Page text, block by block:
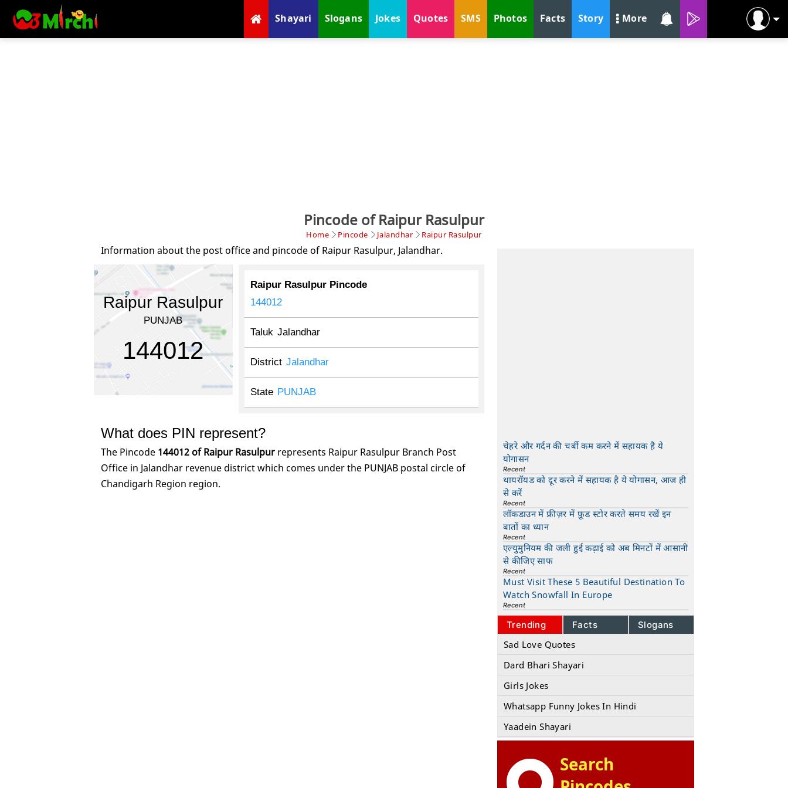
Shayari Slogans Jokes Quotes SMS Photos Facts Story More
Pincode of Raipur Rasulpur
Home Pincode Jalandhar Raipur Rasulpur
Information about the post office and pincode of Raipur Rasulpur, Jalandhar.
Raipur Rasulpur
PUNJAB
144012
Raipur Rasulpur Pincode
144012
Taluk Jalandhar
District Jalandhar
State PUNJAB
What does PIN represent?
The Pincode 144012 of Raipur Rasulpur represents Raipur Rasulpur Branch Post
Office in Jalandhar revenue district which comes under the PUNJAB postal circle of
Chandigarh Region region.
चेहरे और गर्दन की चर्बी कम करने में सहायक है ये
योगासन
Recent
थायरॉयड को दूर करने में सहायक है ये योगासन, आज ही
से करें
Recent
लॉकडाउन में फ्रीज़र में फ़ूड स्टोर करते समय रखें इन
बातों का ध्यान
Recent
एल्युमुनियम की जली हुई कढ़ाई को अब मिनटों में आसानी
से कीजिए साफ
Recent
Must Visit These 5 Beautiful Destination To
Watch Snowfall In Europe
Recent
Trending Facts Slogans
Sad Love Quotes
Dard Bhari Shayari
Girls Jokes
Whatsapp Funny Jokes In Hindi
Yaadein Shayari
Search